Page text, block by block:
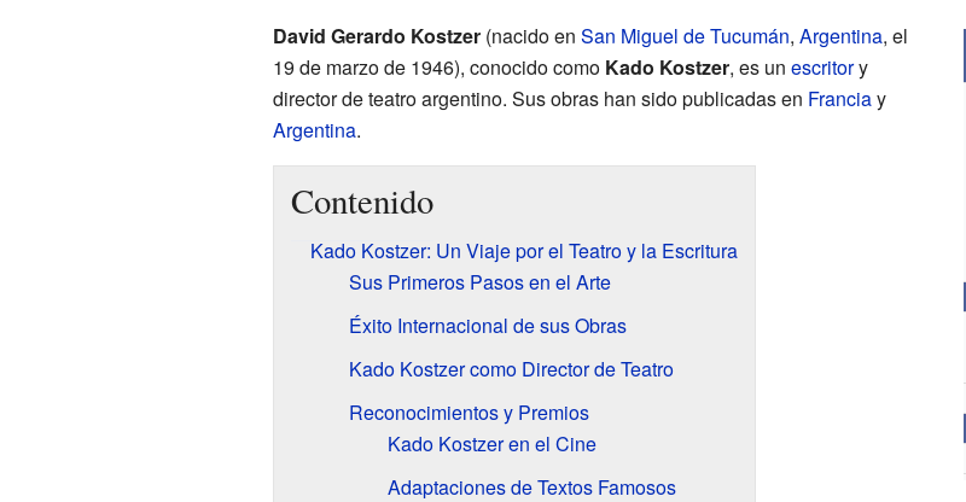
David Gerardo Kostzer(nacido en San Miguel de Tucumán, Argentina, el
19 de marzo de 1946), conocido como Kado Kostzer, es un escritory
director de teatro argentino. Sus obras han sido publicadas en Franciay
Argentina.
Contenido
Kado Kostzer: Un Viaje por el Teatro y la Escritura
Sus Primeros Pasos en el Arte
Éxito Internacional de sus Obras
Kado Kostzer como Director de Teatro
Reconocimientos y Premios
Kado Kostzer en el Cine
Adaptaciones de Textos Famosos